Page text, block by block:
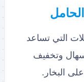
التي تساعد
وتخفيف
البخار.